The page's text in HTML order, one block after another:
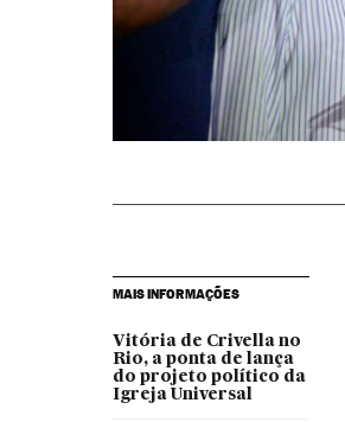
MAIS INFORMAÇÕES
Vitória de Crivella no
Rio, a ponta de lança
do projeto político da
Igreja Universal